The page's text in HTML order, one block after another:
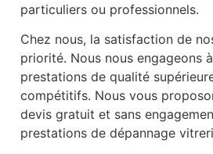
particuliers ou professionnels.
Chez nous, la satisfaction de
priorité. Nous nous engageons
prestations de qualité
compétitifs. Nous vous
devis gratuit et sans
prestations de dépannage